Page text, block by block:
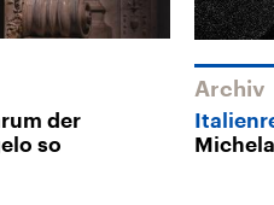
der
so
Archiv